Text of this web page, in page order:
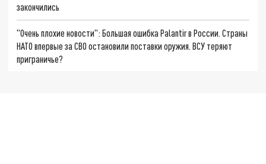
закончились
"Очень плохие новости": Большая ошибка Palantir в России. Страны
НАТО впервые за СВО остановили поставки оружия. ВСУ теряют
приграничье?